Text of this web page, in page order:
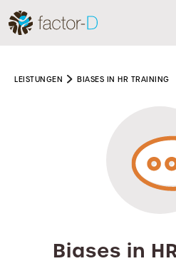
LEISTUNGEN BIASES IN HR TRAINING
Biases in